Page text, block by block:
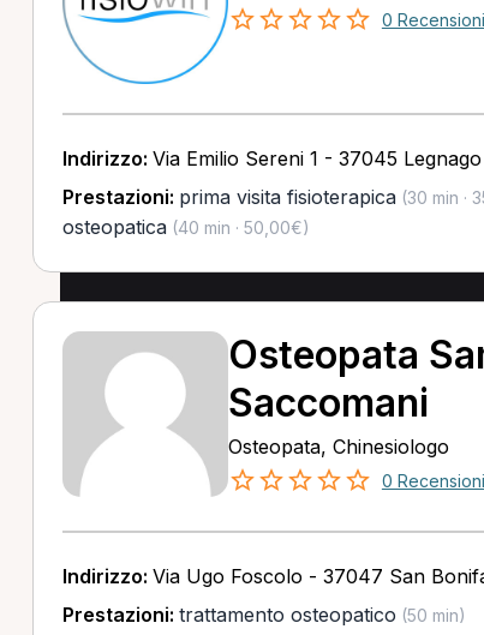
0 Recensioni
Indirizzo: Via Emilio Sereni 1 - 37045
Prestazioni: prima visita fisioterapica(30 min ·
osteopatica(40 min · 50,00€)
Osteopata
Saccomani
Osteopata, Chinesiologo
0 Recensioni
Indirizzo: Via Ugo Foscolo - 37047 San
Prestazioni: trattamento osteopatico (50 min)